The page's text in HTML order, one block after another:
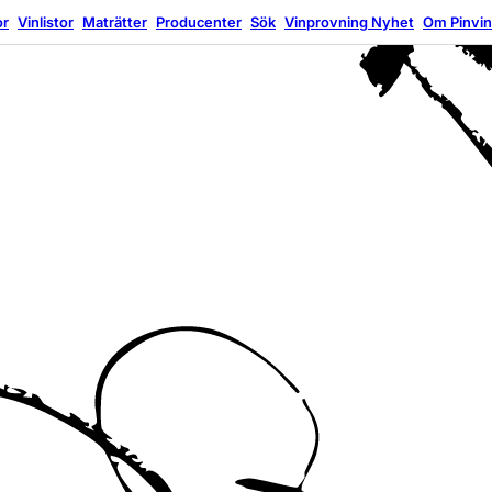
Vinlistor Maträtter Producenter Sök Vinprovning Nyhet Om